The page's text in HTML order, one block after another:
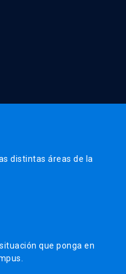
distintas áreas de la
que ponga en